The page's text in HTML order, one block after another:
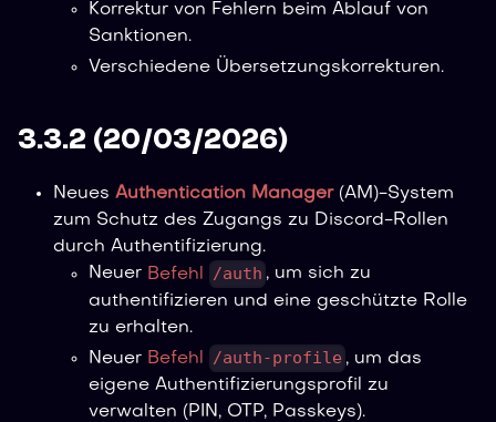
Korrektur von Fehlern beim Ablauf von
Sanktionen.
Verschiedene Übersetzungskorrekturen.
3.3.2 (20/03/2026)
Neues Authentication Manager(AM)-System
zum Schutz des Zugangs zu Discord-Rollen
durch Authentifizierung.
Neuer Befehl /auth , um sich zu
authentifizieren und eine geschützte Rolle
zu erhalten.
Neuer Befehl /auth-profile , um das
eigene Authentifizierungsprofil zu
verwalten (PIN, OTP, Passkeys).